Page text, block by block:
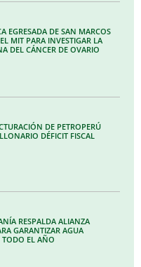
EGRESADA DE SAN MARCOS
MIT PARA INVESTIGAR LA
DEL CÁNCER DE OVARIO
DE PETROPERÚ
DÉFICIT FISCAL
RESPALDA ALIANZA
GARANTIZAR AGUA
EL AÑO